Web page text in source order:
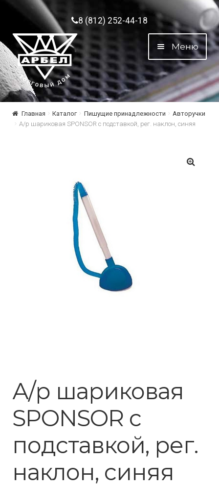
Перейти к навигации
Перейти к содержимому8 (812) 252-44-18
Меню
Главная Каталог Пишущие принадлежности
Авторучки
А/р шариковая SPONSOR c подставкой, рег. наклон, синяя
А/р шариковая
SPONSOR c
подставкой, рег.
наклон, синяя